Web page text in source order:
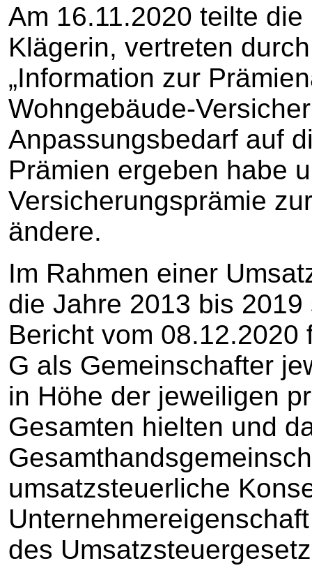
Am 16.11.2020 teilte
Klägerin, vertreten
„Information zur
Wohngebäude-
Anpassungsbedarf auf
Prämien ergeben habe
Versicherungsprämie
ändere.
Im Rahmen einer
die Jahre 2013 bis
Bericht vom 08.12.2020
G als Gemeinschafter
in Höhe der jeweiligen
Gesamten hielten und
umsatzsteuerliche
des